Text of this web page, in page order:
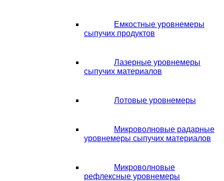
Емкостные уровнемеры
сыпучих продуктов
Лазерные уровнемеры
сыпучих материалов
Лотовые уровнемеры
Микроволновые радарные
уровнемеры сыпучих материалов
Микроволновые
рефлексные уровнемеры